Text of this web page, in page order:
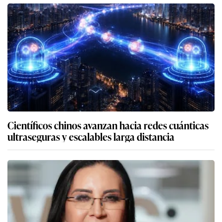
Científicos chinos avanzan hacia redes cuánticas
ultraseguras y escalables larga distancia